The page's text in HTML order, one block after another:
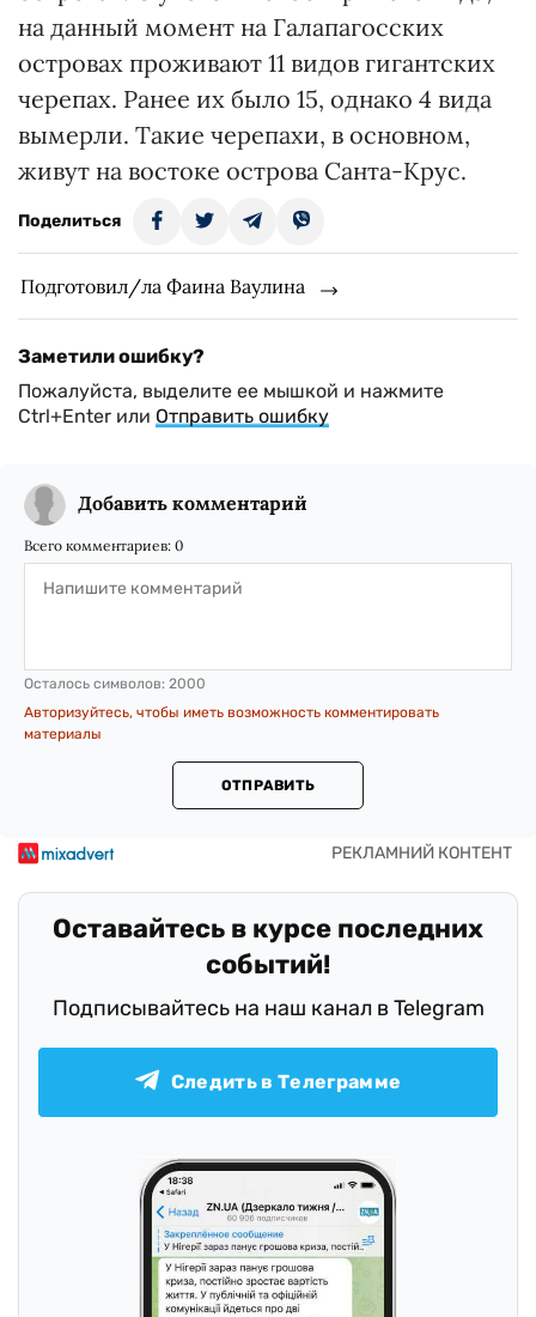
на данный момент на Галапагосских
островах проживают 11 видов гигантских
черепах. Ранее их было 15, однако 4 вида
вымерли. Такие черепахи, в основном,
живут на востоке острова Санта-Крус.
Поделиться
Подготовил/ла Фаина Ваулина
Заметили ошибку?
Пожалуйста, выделите ее мышкой и нажмите
Ctrl+Enter или Отправить ошибку
Добавить комментарий
Всего комментариев: 0
Осталось символов: 2000
Авторизуйтесь, чтобы иметь возможность комментировать
материалы
ОТПРАВИТЬ
Оставайтесь в курсе последних
событий!
Подписывайтесь на наш канал в Telegram
Следить в Телеграмме